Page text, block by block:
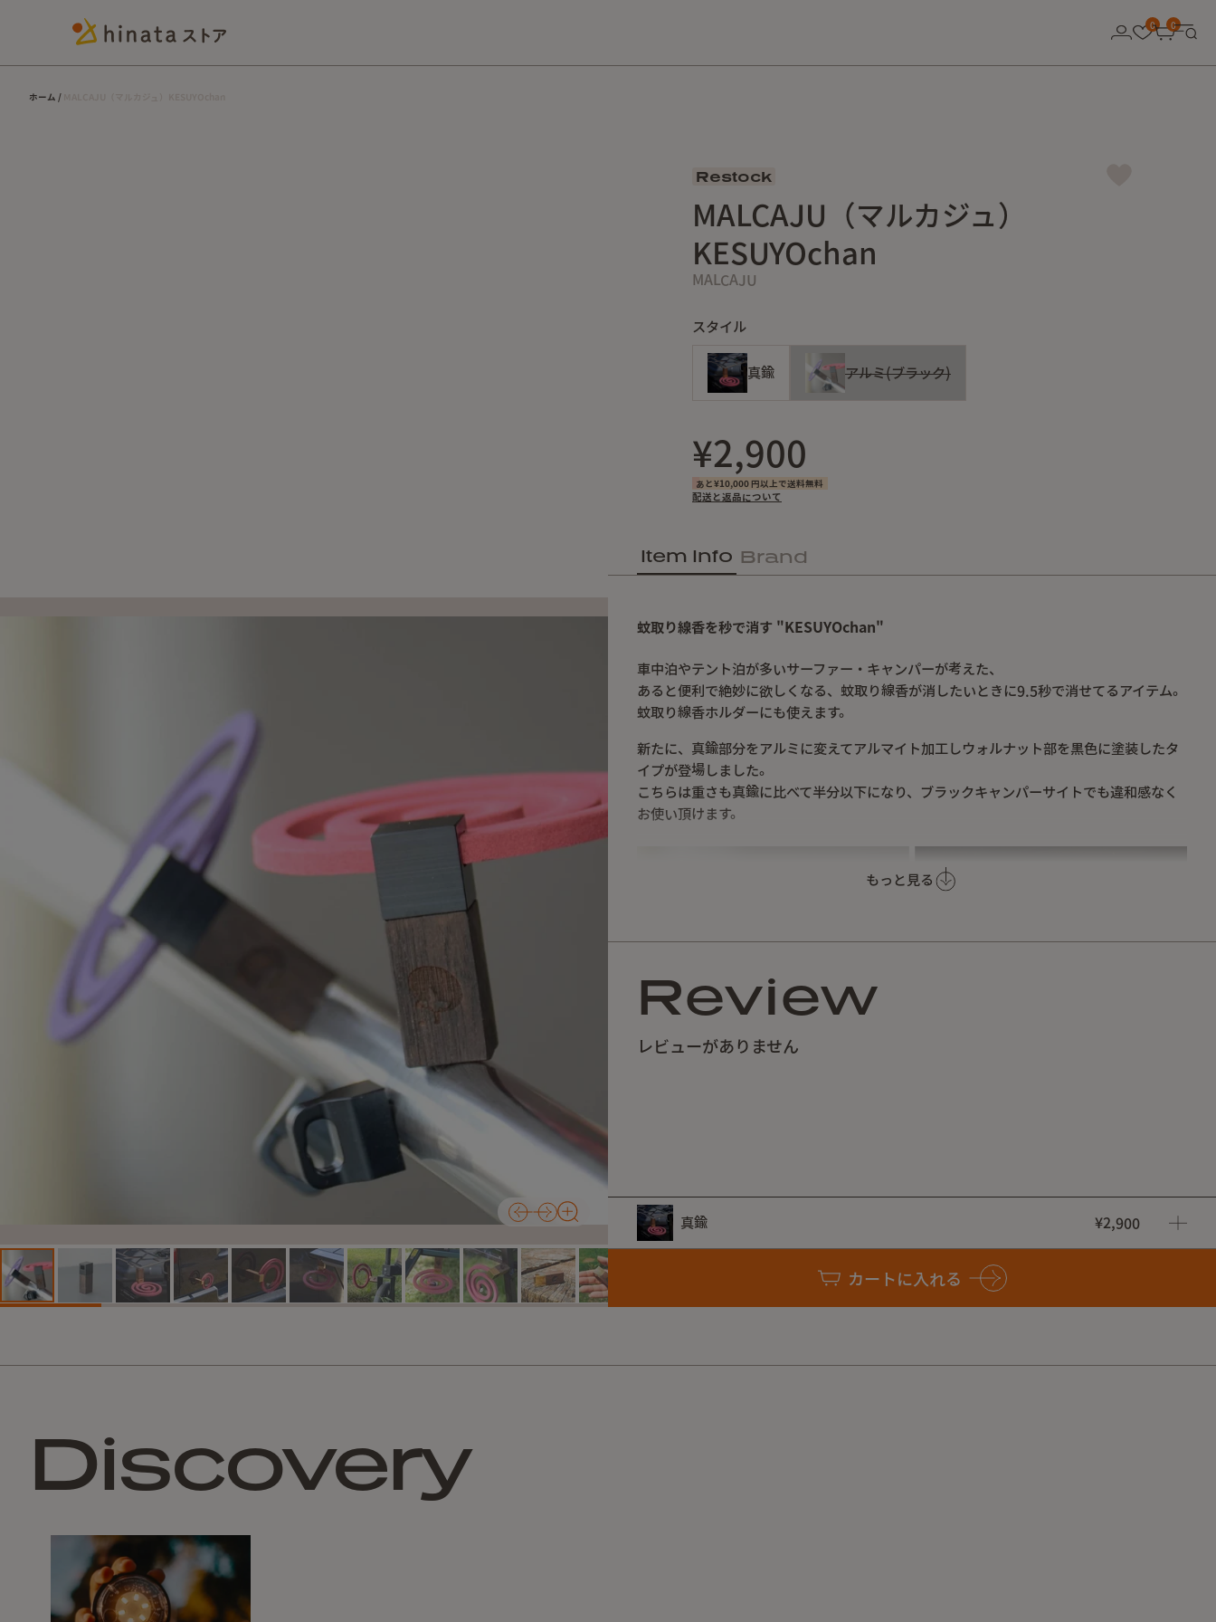
0 0
ホーム
Restock
MALCAJU（マルカジュ）
KESUYOchan
MALCAJU
スタイル
真鍮 アルミ(ブラック)
¥2,900
あと¥10,000 円以上で送料無料
配送と返品について
Item Info Brand
もっと見る
蚊取り線香を秒で消す "KESUYOchan"
車中泊やテント泊が多いサーファー・キャンパーが考えた、
あると便利で絶妙に欲しくなる、蚊取り線香が消したいときに9.5秒で消せてるアイテム。
蚊取り線香ホルダーにも使えます。
新たに、真鍮部分をアルミに変えてアルマイト加工しウォルナット部を黒色に塗装したタ
イプが登場しました。
こちらは重さも真鍮に比べて半分以下になり、ブラックキャンパーサイトでも違和感なく
お使い頂けます。
車につける時でも磁石とウォルナットの締付け部に0.2mm隙間を作っている為、
直接磁石部分が当たらず車に傷は付かないように設計しています。
※使用できる蚊取り線香は太巻き専用となります。
下記蚊取り線香対応確認済み
・金鳥の渦巻 ハエにも効く 太巻
Review
レビューがありません
真鍮 ¥2,900
真鍮 アルミ(ブラック)
カートに入れる
Discovery